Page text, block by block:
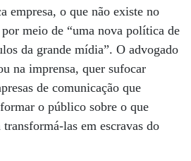
empresa, o que não existe no
meio de “uma nova política de
da grande mídia”. O advogado
na imprensa, quer sufocar
de comunicação que
o público sobre o que
las em escravas do